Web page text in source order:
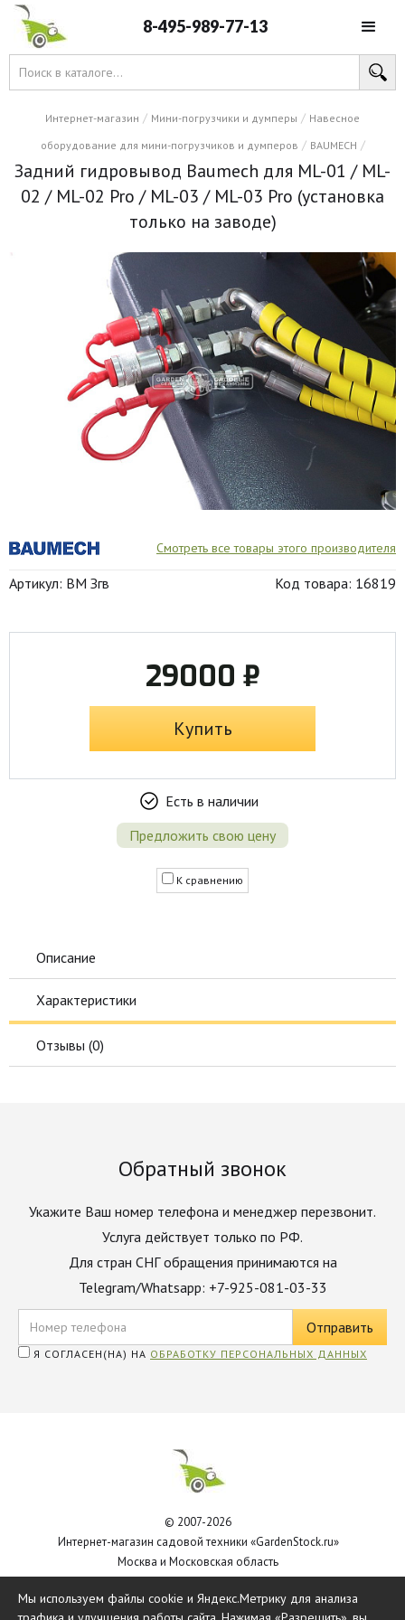
8-495-989-77-13
Интернет-магазин / Мини-погрузчики и думперы / Навесное
оборудование для мини-погрузчиков и думперов / BAUMECH /
Задний гидровывод Baumech для ML-01 / ML-
02 / ML-02 Pro / ML-03 / ML-03 Pro (установка
только на заводе)
Смотреть все товары этого производителя
Артикул: BM Згв Код товара: 16819
29000 ₽
Купить
Есть в наличии
Предложить свою цену
К сравнению
Описание
Характеристики
Отзывы (0)
Обратный звонок
Укажите Ваш номер телефона и менеджер перезвонит.
Услуга действует только по РФ.
Для стран СНГ обращения принимаются на
Telegram/Whatsapp: +7-925-081-03-33
Я СОГЛАСЕН(НА) НА ОБРАБОТКУ ПЕРСОНАЛЬНЫХ ДАННЫХ
© 2007-2026
Интернет-магазин садовой техники «GardenStock.ru»
Москва и Московская область
Мы используем файлы cookie и Яндекс.Метрику для анализа